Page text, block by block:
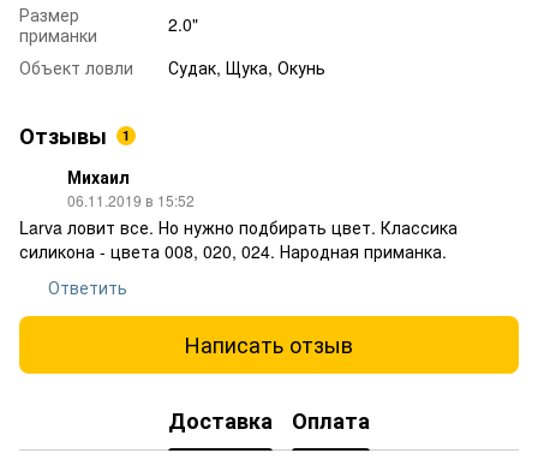
Размер
приманки
2.0"
Объект ловли
Судак, Щука, Окунь
Отзывы 1
Михаил
06.11.2019 в 15:52
Larva ловит все. Но нужно подбирать цвет. Классика
силикона - цвета 008, 020, 024. Народная приманка.
Ответить
Написать отзыв
Доставка Оплата